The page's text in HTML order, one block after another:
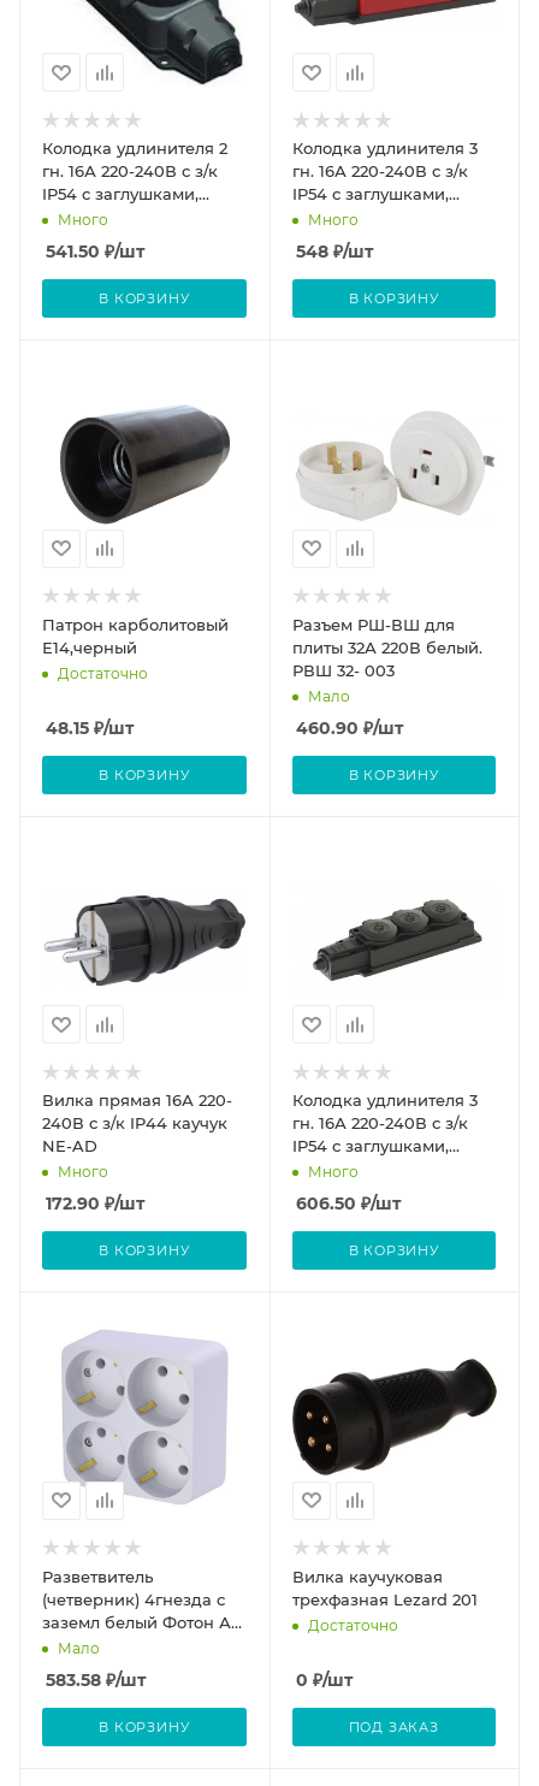
Колодка удлинителя 2
гн. 16А 220-240В с з/к
IP54 с заглушками,
каучук NE-AD
Много
541.50 ₽/шт
В КОРЗИНУ
Колодка удлинителя 3
гн. 16А 220-240В с з/к
IP54 с заглушками,
каучук, красная NE-AD
Много
548₽/шт
В КОРЗИНУ
Патрон карболитовый
Е14,черный
Достаточно
48.15 ₽/шт
В КОРЗИНУ
Разъем РШ-ВШ для
плиты 32А 220В белый.
РВШ 32- 003
Мало
460.90 ₽/шт
В КОРЗИНУ
Вилка прямая 16А 220-
240В с з/к IP44 каучук
NE-AD
Много
172.90 ₽/шт
В КОРЗИНУ
Колодка удлинителя 3
гн. 16А 220-240В с з/к
IP54 с заглушками,
каучук NE-AD
Много
606.50 ₽/шт
В КОРЗИНУ
Разветвитель
(четверник) 4гнезда с
заземл белый Фотон АМ
16-3Е 16А
Мало
583.58 ₽/шт
В КОРЗИНУ
Вилка каучуковая
трехфазная Lezard 201
Достаточно
0 ₽/шт
ПОД ЗАКАЗ